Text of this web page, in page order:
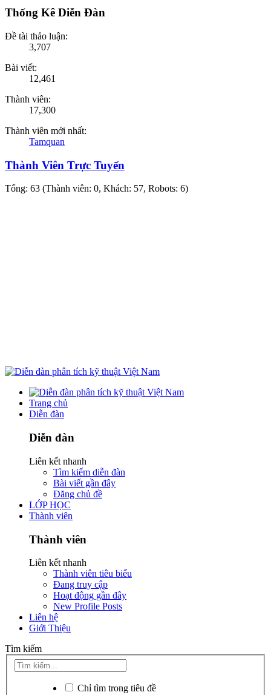
Thống Kê Diễn Đàn
Đề tài thảo luận:
3,707
Bài viết:
12,461
Thành viên:
17,300
Thành viên mới nhất:
Tamquan
Thành Viên Trực Tuyến
Tổng: 63 (Thành viên: 0, Khách: 57, Robots: 6)
Trang chủ
Diễn đàn
Diễn đàn
Liên kết nhanh
Tìm kiếm diễn đàn
Bài viết gần đây
Đăng chủ đề
LỚP HỌC
Thành viên
Thành viên
Liên kết nhanh
Thành viên tiêu biểu
Đang truy cập
Hoạt động gần đây
New Profile Posts
Liên hệ
Giới Thiệu
Tìm kiếm
Chỉ tìm trong tiêu đề